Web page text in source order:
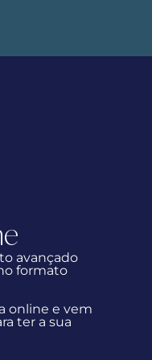
avançado
formato
online e vem
ter a sua